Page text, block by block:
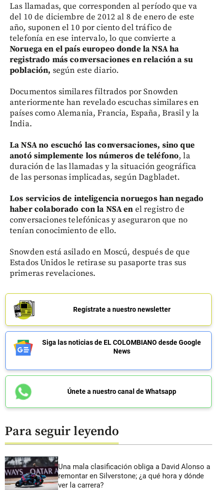
Las llamadas, que corresponden al período que va
del 10 de diciembre de 2012 al 8 de enero de este
año, suponen el 10 por ciento del tráfico de
telefonía en ese intervalo, lo que convierte a
Noruega en el país europeo donde la NSA ha
registrado más conversaciones en relación a su
población, según este diario.
Documentos similares filtrados por Snowden
anteriormente han revelado escuchas similares en
países como Alemania, Francia, España, Brasil y la
India.
La NSA no escuchó las conversaciones, sino que
anotó simplemente los números de teléfono, la
duración de las llamadas y la situación geográfica
de las personas implicadas, según Dagbladet.
Los servicios de inteligencia noruegos han negado
haber colaborado con la NSA en el registro de
conversaciones telefónicas y aseguraron que no
tenían conocimiento de ello.
Snowden está asilado en Moscú, después de que
Estados Unidos le retirase su pasaporte tras sus
primeras revelaciones.
Regístrate a nuestro newsletter
Siga las noticias de EL COLOMBIANO desde Google
News
Únete a nuestro canal de Whatsapp
Para seguir leyendo
Una mala clasificación obliga a David Alonso a
remontar en Silverstone; ¿a qué hora y dónde
ver la carrera?